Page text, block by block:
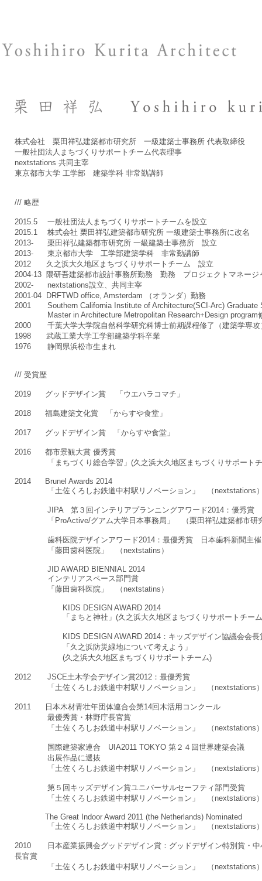
株式会社 栗田祥弘建築都市研究所 一級建築士事務所 代表取締役
一般社団法人まちづくりサポートチーム代表理事
nextstations 共同主宰
東京都市大学 工学部 建築学科 非常勤講師
/// 略歴
2015.5 一般社団法人まちづくりサポートチームを設立
2015.1 株式会社 栗田祥弘建築都市研究所 一級建築士事務所に改名
2013- 栗田祥弘建築都市研究所 一級建築士事務所 設立
2013- 東京都市大学 工学部建築学科 非常勤講師
2012 久之浜大久地区まちづくりサポートチーム 設立
2004-13 隈研吾建築都市設計事務所勤務 勤務 プロジェクトマネージ
2002- nextstations設立、共同主宰
2001-04 DRFTWD office, Amsterdam （オランダ）勤務
2001 Southern California Institute of Architecture(SCI-Arc) Graduate
Master in Architecture Metropolitan Research+Design program
2000 千葉大学大学院自然科学研究科博士前期課程修了（建築学専攻
1998 武蔵工業大学工学部建築学科卒業
1976 静岡県浜松市生まれ
/// 受賞歴
2019 グッドデザイン賞 「ウエハラコマチ」
2018 福島建築文化賞 「からすや食堂」
2017 グッドデザイン賞 「からすや食堂」
2016 都市景観大賞 優秀賞
「まちづくり総合学習」(久之浜大久地区まちづくりサポートチ
2014
Brunel Awards 2014
「土佐くろしお鉄道中村駅リノベーション」 （nextstations
JIPA 第３回インテリアプランニングアワード2014：優秀賞
「ProActive/グアム大学日本事務局」 （栗田祥弘建築都市研
歯科医院デザインアワード2014：最優秀賞 日本歯科新聞主催
「藤田歯科医院」 （nextstatins）
JID AWARD BIENNIAL 2014
インテリアスペース部門賞
「藤田歯科医院」 （nextstatins）
KIDS DESIGN AWARD 2014
「まちと神社」(久之浜大久地区まちづくりサポートチー
KIDS DESIGN AWARD 2014：キッズデザイン協議会会長
「久之浜防災緑地について考えよう」
(久之浜大久地区まちづくりサポートチーム)
2012 JSCE土木学会デザイン賞2012：最優秀賞
「土佐くろしお鉄道中村駅リノベーション」 （nextstations
2011 日本木材青壮年団体連合会第14回木活用コンクール
最優秀賞・林野庁長官賞
「土佐くろしお鉄道中村駅リノベーション」 （nextstations
国際建築家連合 UIA2011 TOKYO 第２４回世界建築会議
出展作品に選抜
「土佐くろしお鉄道中村駅リノベーション」 （nextstations
第５回キッズデザイン賞ユニバーサルセーフティ部門受賞
「土佐くろしお鉄道中村駅リノベーション」 （nextstations
The Great Indoor Award 2011 (the Netherlands) Nominated
「土佐くろしお鉄道中村駅リノベーション」 （nextstations
2010 日本産業振興会グッドデザイン賞：グッドデザイン特別賞・中
長官賞
「土佐くろしお鉄道中村駅リノベーション」 （nextstations